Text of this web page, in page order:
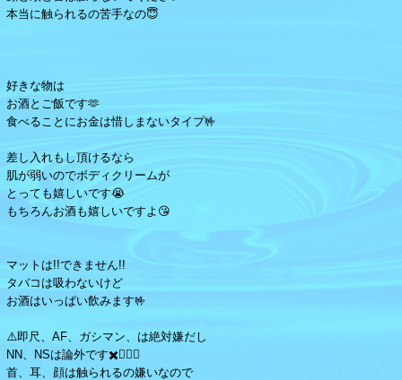
本当に触られるの苦手なの😇
好きな物は
お酒とご飯です🫶
食べることにお金は惜しまないタイプ🤟
差し入れもし頂けるなら
肌が弱いのでボディクリームが
とっても嬉しいです😭
もちろんお酒も嬉しいですよ😘
マットは!!できません!!
タバコは吸わないけど
お酒はいっぱい飲みます🤟
⚠️即尺、AF、ガシマン、は絶対嫌だし
NN、NSは論外です✖️🙅🏻‍♀️
首、耳、顔は触られるの嫌いなので